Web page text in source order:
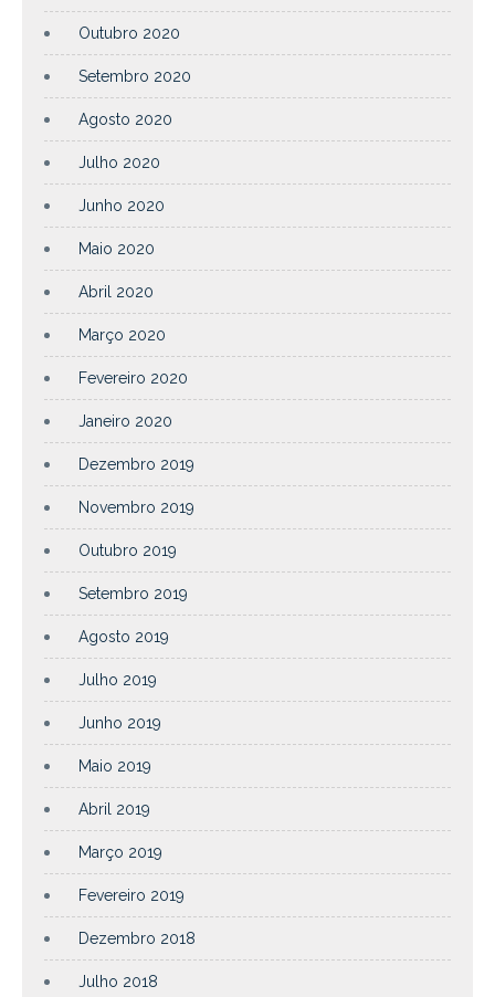
Outubro 2020
Setembro 2020
Agosto 2020
Julho 2020
Junho 2020
Maio 2020
Abril 2020
Março 2020
Fevereiro 2020
Janeiro 2020
Dezembro 2019
Novembro 2019
Outubro 2019
Setembro 2019
Agosto 2019
Julho 2019
Junho 2019
Maio 2019
Abril 2019
Março 2019
Fevereiro 2019
Dezembro 2018
Julho 2018